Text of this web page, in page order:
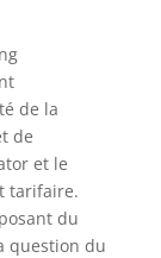
de la
de
et le
tarifaire.
du
question du